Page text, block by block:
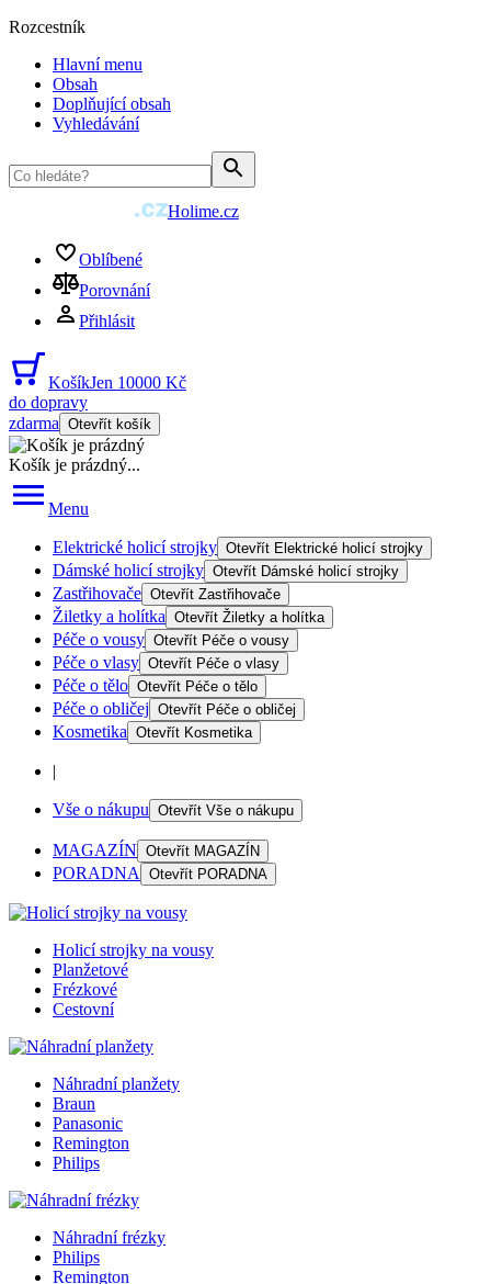
Rozcestník
Hlavní menu
Obsah
Doplňující obsah
Vyhledávání
Holime.cz
Oblíbené
Porovnání
Přihlásit
KošíkJen 10000 Kč
do dopravy
zdarma Otevřít košík
Košík je prázdný...
Menu
Elektrické holicí strojky Otevřít Elektrické holicí strojky
Dámské holicí strojky Otevřít Dámské holicí strojky
Zastřihovače Otevřít Zastřihovače
Žiletky a holítka Otevřít Žiletky a holítka
Péče o vousy Otevřít Péče o vousy
Péče o vlasy Otevřít Péče o vlasy
Péče o tělo Otevřít Péče o tělo
Péče o obličej Otevřít Péče o obličej
Kosmetika Otevřít Kosmetika
|
Vše o nákupu Otevřít Vše o nákupu
MAGAZÍN Otevřít MAGAZÍN
PORADNA Otevřít PORADNA
Holicí strojky na vousy
Planžetové
Frézkové
Cestovní
Náhradní planžety
Braun
Panasonic
Remington
Philips
Náhradní frézky
Philips
Remington